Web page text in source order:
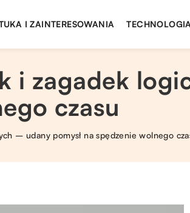
I ZAINTERESOWANIA
i zagadek
czasu
– udany pomysł na spędzenie wolnego